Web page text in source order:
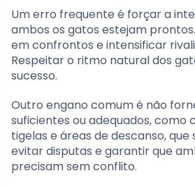
Um erro frequente é forçar a
ambos os gatos estejam
em confrontos e intensificar
Respeitar o ritmo natural dos
sucesso.
Outro engano comum é não
suficientes ou adequados, como
tigelas e áreas de descanso, que
evitar disputas e garantir que
precisam sem conflito.